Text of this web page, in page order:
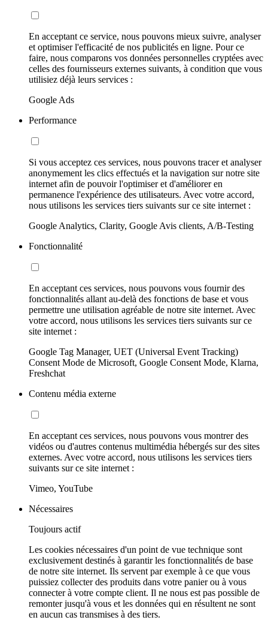
En acceptant ce service, nous pouvons mieux suivre, analyser
et optimiser l'efficacité de nos publicités en ligne. Pour ce
faire, nous comparons vos données personnelles cryptées avec
celles des fournisseurs externes suivants, à condition que vous
utilisiez déjà leurs services :
Google Ads
Performance
Si vous acceptez ces services, nous pouvons tracer et analyser
anonymement les clics effectués et la navigation sur notre site
internet afin de pouvoir l'optimiser et d'améliorer en
permanence l'expérience des utilisateurs. Avec votre accord,
nous utilisons les services tiers suivants sur ce site internet :
Google Analytics, Clarity, Google Avis clients, A/B-Testing
Fonctionnalité
En acceptant ces services, nous pouvons vous fournir des
fonctionnalités allant au-delà des fonctions de base et vous
permettre une utilisation agréable de notre site internet. Avec
votre accord, nous utilisons les services tiers suivants sur ce
site internet :
Google Tag Manager, UET (Universal Event Tracking)
Consent Mode de Microsoft, Google Consent Mode, Klarna,
Freshchat
Contenu média externe
En acceptant ces services, nous pouvons vous montrer des
vidéos ou d'autres contenus multimédia hébergés sur des sites
externes. Avec votre accord, nous utilisons les services tiers
suivants sur ce site internet :
Vimeo, YouTube
Nécessaires
Toujours actif
Les cookies nécessaires d'un point de vue technique sont
exclusivement destinés à garantir les fonctionnalités de base
de notre site internet. Ils servent par exemple à ce que vous
puissiez collecter des produits dans votre panier ou à vous
connecter à votre compte client. Il ne nous est pas possible de
remonter jusqu'à vous et les données qui en résultent ne sont
en aucun cas transmises à des tiers.